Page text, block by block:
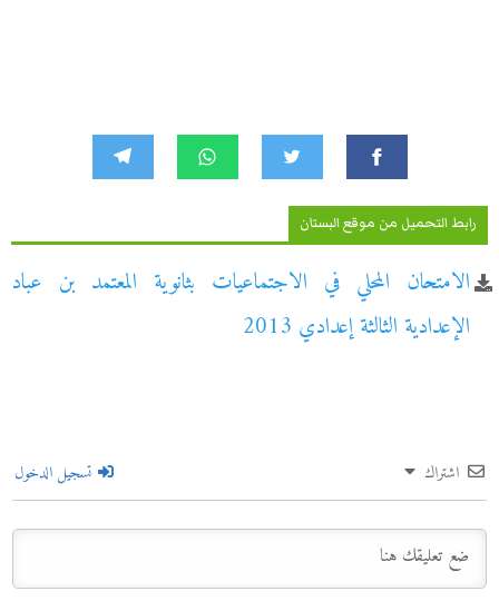
رابط التحميل من موقع البستان
الامتحان المحلي في الاجتماعيات بثانوية المعتمد بن عباد
الإعدادية الثالثة إعدادي 2013
اشتراك تسجيل الدخول